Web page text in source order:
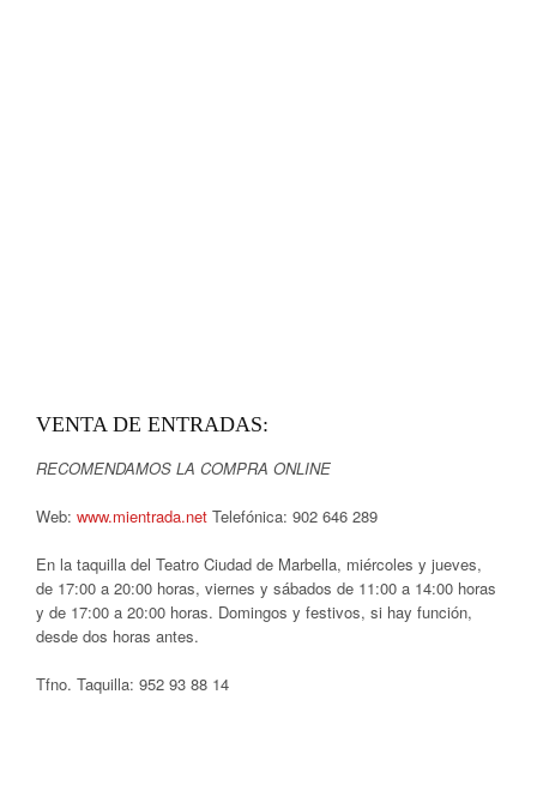
VENTA DE ENTRADAS:
RECOMENDAMOS LA COMPRA ONLINE
Web: www.mientrada.net Telefónica: 902 646 289
En la taquilla del Teatro Ciudad de Marbella, miércoles y jueves,
de 17:00 a 20:00 horas, viernes y sábados de 11:00 a 14:00 horas
y de 17:00 a 20:00 horas. Domingos y festivos, si hay función,
desde dos horas antes.
Tfno. Taquilla: 952 93 88 14